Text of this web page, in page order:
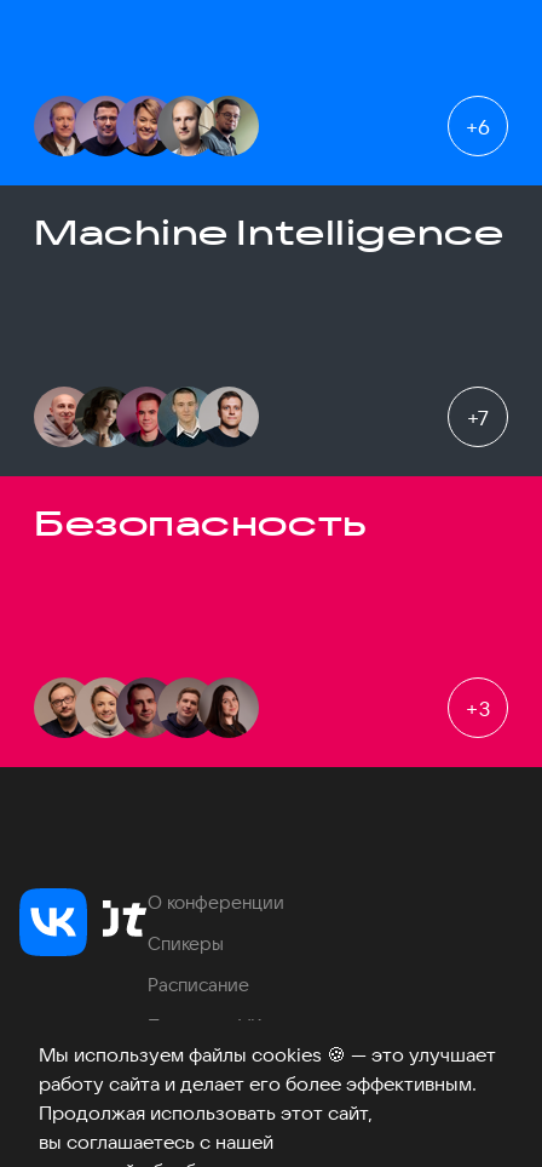
Мы используем файлы cookies 🍪 — это улучшает
работу сайта и делает его более эффективным.
Продолжая использовать этот сайт,
вы соглашаетесь с нашей
+6
Machine Intelligence
+7
Безопасность
+3
О конференции
Спикеры
Расписание
Продукты VK
Место проведения
Часто задаваемые вопросы